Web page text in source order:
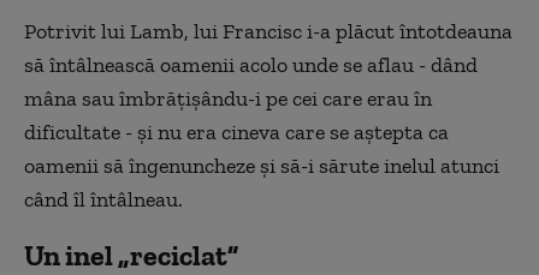
Potrivit lui Lamb, lui Francisc i-a plăcut întotdeauna
să întâlnească oamenii acolo unde se aflau - dând
mâna sau îmbrățișându-i pe cei care erau în
dificultate - și nu era cineva care se aștepta ca
oamenii să îngenuncheze și să-i sărute inelul atunci
când îl întâlneau.
Un inel „reciclat”